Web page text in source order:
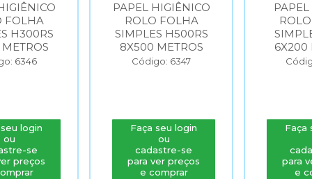
FOLHA
H300RS
6346
login
ou
se
preços
PAPEL HIGIÊNICO
ROLO FOLHA
SIMPLES H500RS
8X500 METROS
Código: 6347
Faça seu login
ou
cadastre-se
para ver preços
e comprar
6X200
Faça
para
e